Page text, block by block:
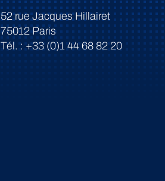
52 rue Jacques Hillairet
75012 Paris
Tél. : +33 (0)1 44 68 82 20